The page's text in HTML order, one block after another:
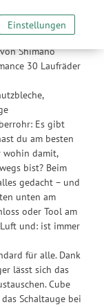
Funktionalitäten
verbessern. Dabei
Werbepartner
zum
und der
Werbung.
Drittanbietern
Diese
Website nicht
Sie können Ihre
für bestimmte
widerrufen.
Einstellungen
leistungsstarken
Shimano
30 Laufräder
Es gibt
du am besten
wohin damit,
bist? Beim
gedacht – und
unten am
oder Tool am
und: ist immer
für alle. Dank
lässt sich das
Cube
Schaltauge bei